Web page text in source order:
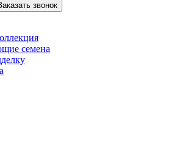
звонок
семена